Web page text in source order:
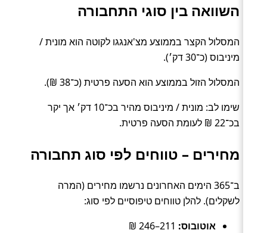
השוואה בין סוגי התחבורה
המסלול הקצר בממוצע מצ'אנגגו לקוטה הוא מונית /
מיניבוס (כ־30 דק׳).
המסלול הזול בממוצע הוא הסעה פרטית (כ־38 ₪).
שימו לב: מונית / מיניבוס מהיר בכ־10 דק׳ אך יקר
בכ־22 ₪ לעומת הסעה פרטית.
מחירים – טווחים לפי סוג תחבורה
ב־365 הימים האחרונים נרשמו מחירים (המרה
לשקלים). להלן טווחים טיפוסיים לפי סוג:
אוטובוס: